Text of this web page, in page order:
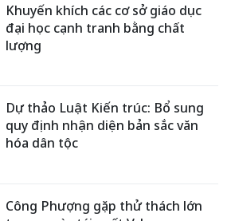
Khuyến khích các cơ sở giáo dục
đại học cạnh tranh bằng chất
lượng
Dự thảo Luật Kiến trúc: Bổ sung
quy định nhận diện bản sắc văn
hóa dân tộc
Công Phượng gặp thử thách lớn